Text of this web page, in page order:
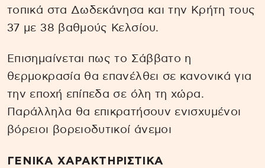
τοπικά στα Δωδεκάνησα και την Κρήτη τους
37 με 38 βαθμούς Κελσίου.
Επισημαίνεται πως το Σάββατο η
θερμοκρασία θα επανέλθει σε κανονικά για
την εποχή επίπεδα σε όλη τη χώρα.
Παράλληλα θα επικρατήσουν ενισχυμένοι
βόρειοι βορειοδυτικοί άνεμοι
ΓΕΝΙΚΑ ΧΑΡΑΚΤΗΡΙΣΤΙΚΑ